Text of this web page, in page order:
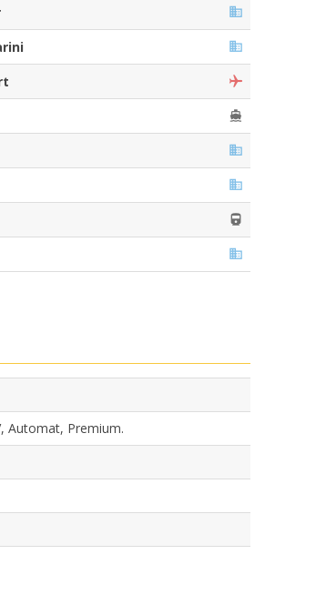
Automat, Premium.